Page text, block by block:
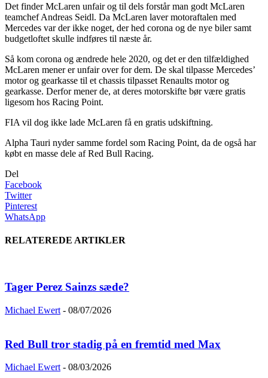
Det finder McLaren unfair og til dels forstår man godt McLaren
teamchef Andreas Seidl. Da McLaren laver motoraftalen med
Mercedes var der ikke noget, der hed corona og de nye biler samt
budgetloftet skulle indføres til næste år.
Så kom corona og ændrede hele 2020, og det er den tilfældighed
McLaren mener er unfair over for dem. De skal tilpasse Mercedes’
motor og gearkasse til et chassis tilpasset Renaults motor og
gearkasse. Derfor mener de, at deres motorskifte bør være gratis
ligesom hos Racing Point.
FIA vil dog ikke lade McLaren få en gratis udskiftning.
Alpha Tauri nyder samme fordel som Racing Point, da de også har
købt en masse dele af Red Bull Racing.
Del
Facebook
Twitter
Pinterest
WhatsApp
RELATEREDE ARTIKLER
Tager Perez Sainzs sæde?
Michael Ewert - 08/07/2026
Red Bull tror stadig på en fremtid med Max
Michael Ewert - 08/03/2026